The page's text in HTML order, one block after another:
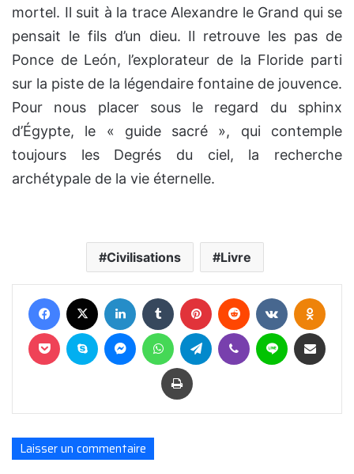
mortel. Il suit à la trace Alexandre le Grand qui se
pensait le fils d’un dieu. Il retrouve les pas de
Ponce de León, l’explorateur de la Floride parti
sur la piste de la légendaire fontaine de jouvence.
Pour nous placer sous le regard du sphinx
d’Égypte, le « guide sacré », qui contemple
toujours les Degrés du ciel, la recherche
archétypale de la vie éternelle.
Civilisations Livre
Facebook Linkedin Tumblr Pinterest Reddit VKontakte
Pocket Skype MessengerWhatsAppTelegram Viber Ligne
Imprimer
Laisser un commentaire